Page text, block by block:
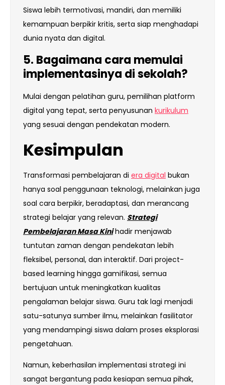
Siswa lebih termotivasi, mandiri, dan memiliki
kemampuan berpikir kritis, serta siap menghadapi
dunia nyata dan digital.
5. Bagaimana cara memulai
implementasinya di sekolah?
Mulai dengan pelatihan guru, pemilihan platform
digital yang tepat, serta penyusunan kurikulum
yang sesuai dengan pendekatan modern.
Kesimpulan
Transformasi pembelajaran di era digital bukan
hanya soal penggunaan teknologi, melainkan juga
soal cara berpikir, beradaptasi, dan merancang
strategi belajar yang relevan. Strategi
Pembelajaran Masa Kinihadir menjawab
tuntutan zaman dengan pendekatan lebih
fleksibel, personal, dan interaktif. Dari project-
based learning hingga gamifikasi, semua
bertujuan untuk meningkatkan kualitas
pengalaman belajar siswa. Guru tak lagi menjadi
satu-satunya sumber ilmu, melainkan fasilitator
yang mendampingi siswa dalam proses eksplorasi
pengetahuan.
Namun, keberhasilan implementasi strategi ini
sangat bergantung pada kesiapan semua pihak,